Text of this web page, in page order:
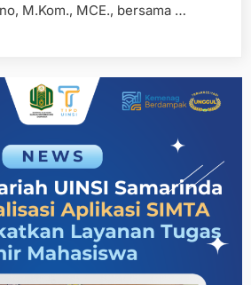
M.Kom., MCE., bersama …